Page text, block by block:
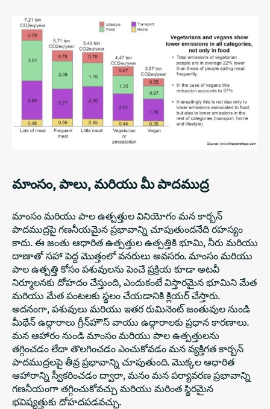
మాంసం, పాలు, మరియు మీ పాదముద్ర
మాంసం మరియు పాల ఉత్పత్తుల వినియోగం మన కార్బన్
పాదముద్రపై గణనీయమైన ప్రభావాన్ని చూపుతుందనేది రహస్యం
కాదు. ఈ జంతు ఆధారిత ఉత్పత్తుల ఉత్పత్తికి భూమి, నీరు మరియు
దాణాతో సహా పెద్ద మొత్తంలో వనరులు అవసరం. మాంసం మరియు
పాల ఉత్పత్తి కోసం పశువులను పెంచే ప్రక్రియ కూడా అటవీ
నిర్మూలనకు దోహదం చేస్తుంది, ఎందుకంటే విస్తారమైన భూమిని మేత
మరియు మేత పంటలకు స్థలం చేయడానికి క్లియర్ చేస్తారు.
అదనంగా, పశువులు మరియు ఇతర రుమినెంట్ జంతువుల నుండి
మీథేన్ ఉద్గారాలు గ్రీన్‌హౌస్ వాయు ఉద్గారాలకు ప్రధాన కారణాలు.
మన ఆహారం నుండి మాంసం మరియు పాల ఉత్పత్తులను
తగ్గించడం లేదా తొలగించడం ఎంచుకోవడం మన వ్యక్తిగత కార్బన్
పాదముద్రలపై తీవ్ర ప్రభావాన్ని చూపుతుంది. మొక్కల ఆధారిత
ఆహారాన్ని స్వీకరించడం ద్వారా, మనం మన పర్యావరణ ప్రభావాన్ని
గణనీయంగా తగ్గించుకోవచ్చు మరియు మరింత స్థిరమైన
భవిష్యత్తుకు దోహదపడవచ్చు.